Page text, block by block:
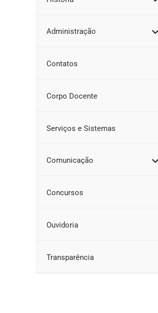
Administração
Contatos
Corpo Docente
Serviços e Sistemas
Comunicação
Concursos
Ouvidoria
Transparência